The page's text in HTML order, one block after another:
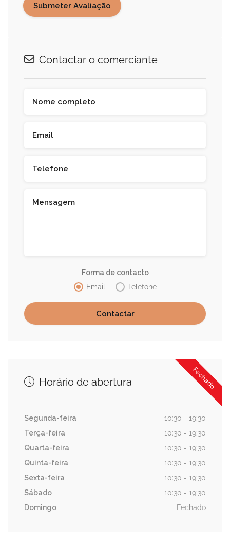
Contactar o comerciante
Forma de contacto
Email
Telefone
Fechado
Horário de abertura
Segunda-feira
10:30 - 19:30
Terça-feira
10:30 - 19:30
Quarta-feira
10:30 - 19:30
Quinta-feira
10:30 - 19:30
Sexta-feira
10:30 - 19:30
Sábado
10:30 - 19:30
Domingo
Fechado